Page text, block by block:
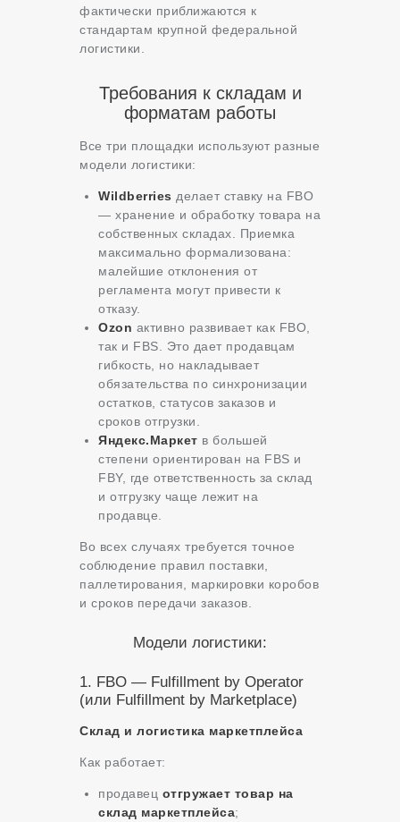
фактически приближаются к
стандартам крупной федеральной
логистики.
Требования к складам и
форматам работы
Все три площадки используют разные
модели логистики:
Wildberries делает ставку на FBO
— хранение и обработку товара на
собственных складах. Приемка
максимально формализована:
малейшие отклонения от
регламента могут привести к
отказу.
Ozon активно развивает как FBO,
так и FBS. Это дает продавцам
гибкость, но накладывает
обязательства по синхронизации
остатков, статусов заказов и
сроков отгрузки.
Яндекс.Маркет в большей
степени ориентирован на FBS и
FBY, где ответственность за склад
и отгрузку чаще лежит на
продавце.
Во всех случаях требуется точное
соблюдение правил поставки,
паллетирования, маркировки коробов
и сроков передачи заказов.
Модели логистики:
1. FBO — Fulfillment by Operator
(или Fulfillment by Marketplace)
Склад и логистика маркетплейса
Как работает:
продавец отгружает товар на
склад маркетплейса;